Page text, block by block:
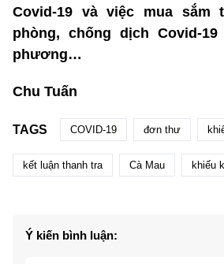
Covid-19 và việc mua sắm
phòng, chống dịch Covid-
phương…
Chu Tuấn
TAGS COVID-19 đơn thư
kết luận thanh tra Cà Mau khiếu
Ý kiến bình luận: